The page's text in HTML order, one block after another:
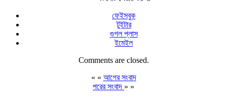
ফেইসবুক
টুইটার
গুগল প্লাস
ইমেইল
Comments are closed.
« « আগের সংবাদ
পরের সংবাদ » »